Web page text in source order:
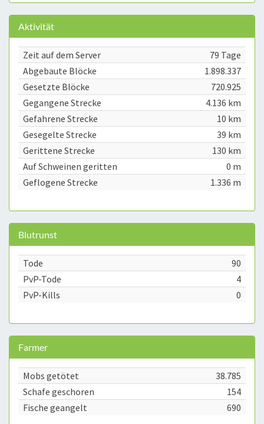
Aktivität
Zeit auf dem Server
79 Tage
Abgebaute Blöcke
1.898.337
Gesetzte Blöcke
720.925
Gegangene Strecke
4.136 km
Gefahrene Strecke
10 km
Gesegelte Strecke
39 km
Gerittene Strecke
130 km
Auf Schweinen geritten
0 m
Geflogene Strecke
1.336 m
Blutrunst
Tode
90
PvP-Tode
4
PvP-Kills
0
Farmer
Mobs getötet
38.785
Schafe geschoren
154
Fische geangelt
690